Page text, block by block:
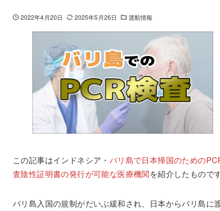
2022年4月20日 2025年5月26日 渡航情報
この記事はインドネシア・ バリ島で日本帰国のための
査陰性証明書の発行が可能な医療機関を紹介したもので
バリ島入国の規制がだいぶ緩和され、日本からバリ島に